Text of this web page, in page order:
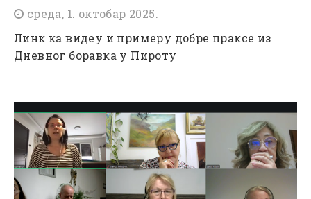
среда, 1. октобар 2025.
Линк ка видеу и примеру добре праксе из
Дневног боравка у Пироту